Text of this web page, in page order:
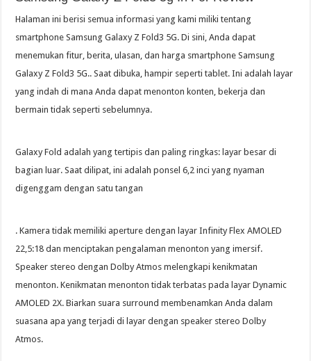
Halaman ini berisi semua informasi yang kami miliki tentang
smartphone Samsung Galaxy Z Fold3 5G. Di sini, Anda dapat
menemukan fitur, berita, ulasan, dan harga smartphone Samsung
Galaxy Z Fold3 5G.. Saat dibuka, hampir seperti tablet. Ini adalah layar
yang indah di mana Anda dapat menonton konten, bekerja dan
bermain tidak seperti sebelumnya.
Galaxy Fold adalah yang tertipis dan paling ringkas: layar besar di
bagian luar. Saat dilipat, ini adalah ponsel 6,2 inci yang nyaman
digenggam dengan satu tangan
. Kamera tidak memiliki aperture dengan layar Infinity Flex AMOLED
22,5:18 dan menciptakan pengalaman menonton yang imersif.
Speaker stereo dengan Dolby Atmos melengkapi kenikmatan
menonton. Kenikmatan menonton tidak terbatas pada layar Dynamic
AMOLED 2X. Biarkan suara surround membenamkan Anda dalam
suasana apa yang terjadi di layar dengan speaker stereo Dolby
Atmos.